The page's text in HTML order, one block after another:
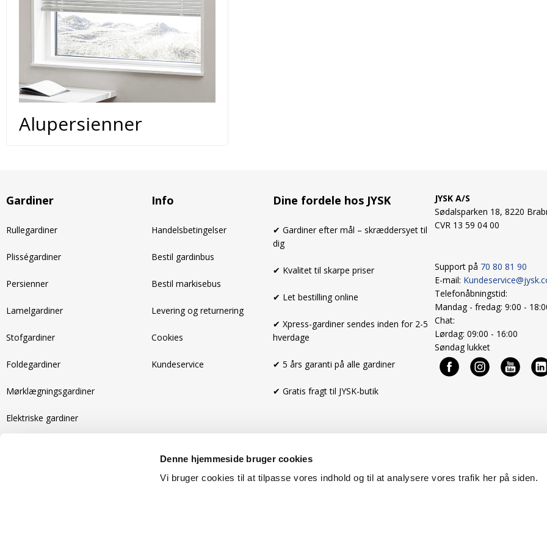
Denne hjemmeside bruger cookies
Vi bruger cookies til at tilpasse vores indhold og til at analysere vores trafik her på siden.
Alupersienner
Gardiner
Rullegardiner
Plisségardiner
Persienner
Lamelgardiner
Stofgardiner
Foldegardiner
Mørklægningsgardiner
Elektriske gardiner
Info
Handelsbetingelser
Bestil gardinbus
Bestil markisebus
Levering og returnering
Cookies
Kundeservice
Dine fordele hos JYSK
✔ Gardiner efter mål – skræddersyet til
dig
✔ Kvalitet til skarpe priser
✔ Let bestilling online
✔ Xpress-gardiner sendes inden for 2-5
hverdage
✔ 5 års garanti på alle gardiner
✔ Gratis fragt til JYSK-butik
JYSK A/S
Sødalsparken 18, 8220
CVR 13 59 04 00
Support på 70 80 81 90
E-mail:
Telefonåbningstid:
Mandag - fredag: 9:00 -
Chat:
Lørdag: 09:00 - 16:00
Søndag lukket